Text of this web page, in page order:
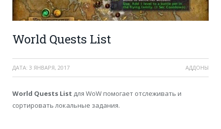
World Quests List
ДАТА: 3 ЯНВАРЯ, 2017 АДДОНЫ
World Quests List для WoW помогает отслеживать и
сортировать локальные задания.